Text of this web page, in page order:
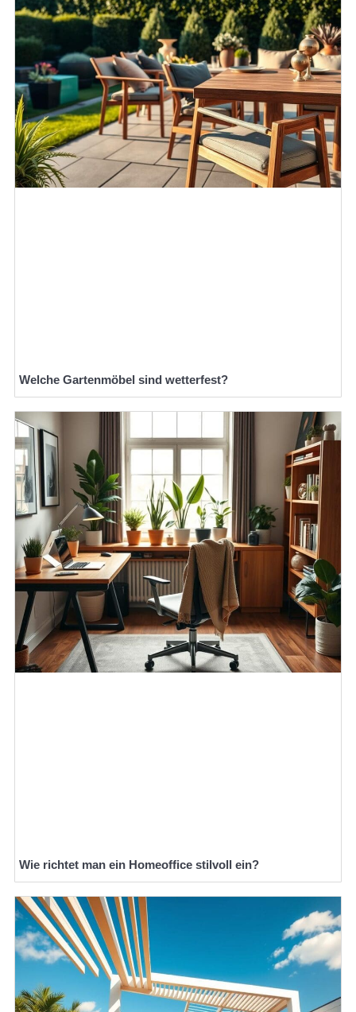
Welche Gartenmöbel sind wetterfest?
Wie richtet man ein Homeoffice stilvoll ein?